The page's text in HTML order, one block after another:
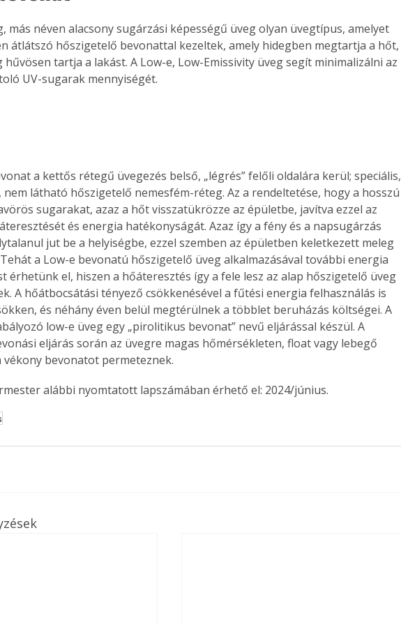
más néven alacsony sugárzási képességű üveg olyan üvegtípus, amelyet
átlátszó hőszigetelő bevonattal kezeltek, amely hidegben megtartja a hőt,
hűvösen tartja a lakást. A Low-e, Low-Emissivity üveg segít minimalizálni az
UV-sugarak mennyiségét.
a kettős rétegű üvegezés belső, „légrés” felőli oldalára kerül; speciális,
látható hőszigetelő nemesfém-réteg. Az a rendeltetése, hogy a hosszú
sugarakat, azaz a hőt visszatükrözze az épületbe, javítva ezzel az
és energia hatékonyságát. Azaz így a fény és a napsugárzás
jut be a helyiségbe, ezzel szemben az épületben keletkezett meleg
a Low-e bevonatú hőszigetelő üveg alkalmazásával további energia
érhetünk el, hiszen a hőáteresztés így a fele lesz az alap hőszigetelő üveg
A hőátbocsátási tényező csökkenésével a fűtési energia felhasználás is
és néhány éven belül megtérülnek a többlet beruházás költségei. A
low-e üveg egy „pirolitikus bevonat” nevű eljárással készül. A
eljárás során az üvegre magas hőmérsékleten, float vagy lebegő
vékony bevonatot permeteznek.
alábbi nyomtatott lapszámában érhető el: 2024/június.